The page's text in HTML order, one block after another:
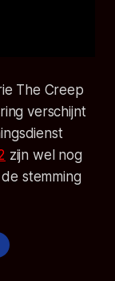
The Creep
verschijnt
zijn wel nog
stemming